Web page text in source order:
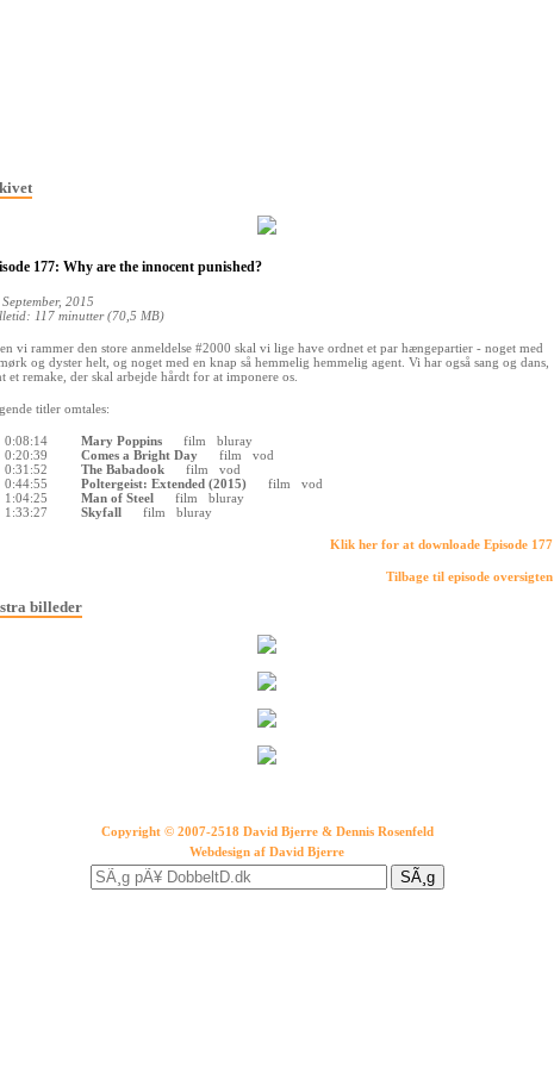
177: Why are the innocent punished?
2015
117 minutter (70,5 MB)
vi rammer den store anmeldelse #2000 skal vi lige have ordnet et par hængepartier - noget med
og dyster helt, og noget med en knap så hemmelig hemmelig agent. Vi har også sang og dans,
et remake, der skal arbejde hårdt for at imponere os.
titler omtales:
0:08:14 Mary Poppins film
bluray
0:20:39
Comes a Bright Day film
vod
0:31:52
The Babadook film
vod
0:44:55
Poltergeist: Extended (2015) film
vod
1:04:25
Man of Steel film
bluray
1:33:27
Skyfall film bluray
Klik her for at downloade Episode 177
Tilbage til episode oversigten
billeder
Copyright © 2007-2518 David Bjerre & Dennis Rosenfeld
Webdesign af David Bjerre
SÃ¸g